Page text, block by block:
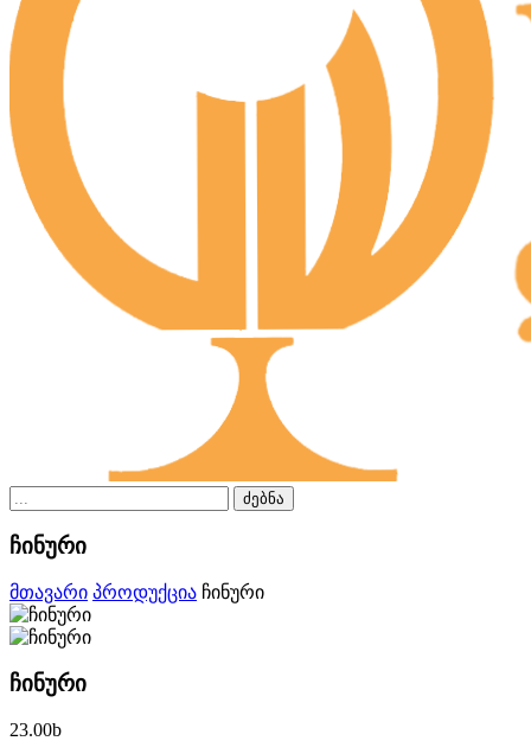
ძებნა
ჩინური
მთავარი პროდუქცია ჩინური
ჩინური
23.00b